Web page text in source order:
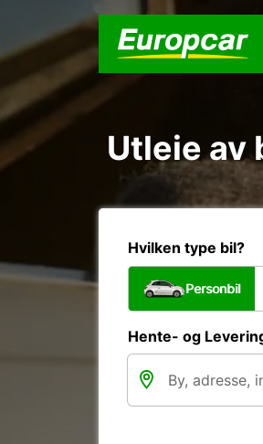
Utleie av
Hvilken type bil?
Personbil
Hente- og